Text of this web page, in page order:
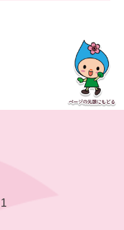
1